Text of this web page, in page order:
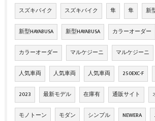
スズキバイク スズキバイク 隼 隼 新
新型HAYABUSA 新型HAYABUSA カラーオーダー
カラーオーダー マルケジーニ マルケジーニ
人気車両 人気車両 人気車両 250EXC-F
2023 最新モデル 在庫有 通販サイト
モノトーン モダン シンプル NEWERA